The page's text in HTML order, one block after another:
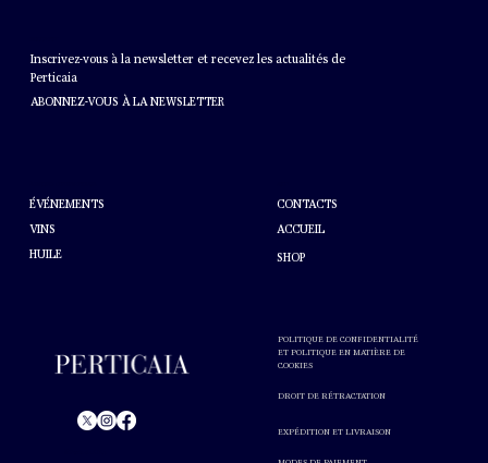
Inscrivez-vous à la newsletter et recevez les actualités de
Perticaia
ABONNEZ-VOUS À LA NEWSLETTER
POLITIQUE DE CONFIDENTIALITÉ
ET POLITIQUE EN MATIÈRE DE
COOKIES
EXPÉDITION ET LIVRAISON
DROIT DE RÉTRACTATION
ÉVÉNEMENTS
VINS
HUILE
CONTACTS
ACCUEIL
SHOP